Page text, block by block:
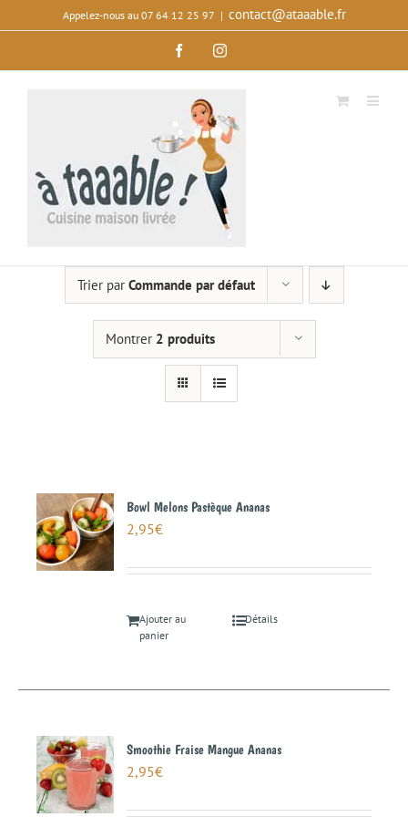
au
Appelez‑nous au 07 64 12 25 97 | contact@ataaable.fr
FacebookInstagram
Trier par Commande par défaut
Montrer 2 produits
Bowl Melons Pastèque Ananas
2,95€
Ajouter au
panier
Détails
Smoothie Fraise Mangue Ananas
2,95€